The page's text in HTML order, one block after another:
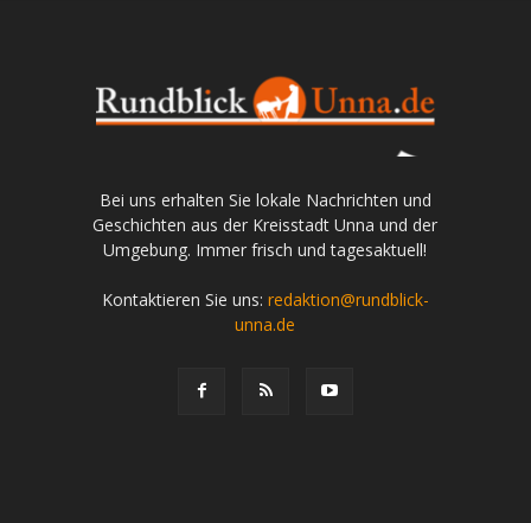
Bei uns erhalten Sie lokale Nachrichten und
Geschichten aus der Kreisstadt Unna und der
Umgebung. Immer frisch und tagesaktuell!
Kontaktieren Sie uns: redaktion@rundblick-
unna.de